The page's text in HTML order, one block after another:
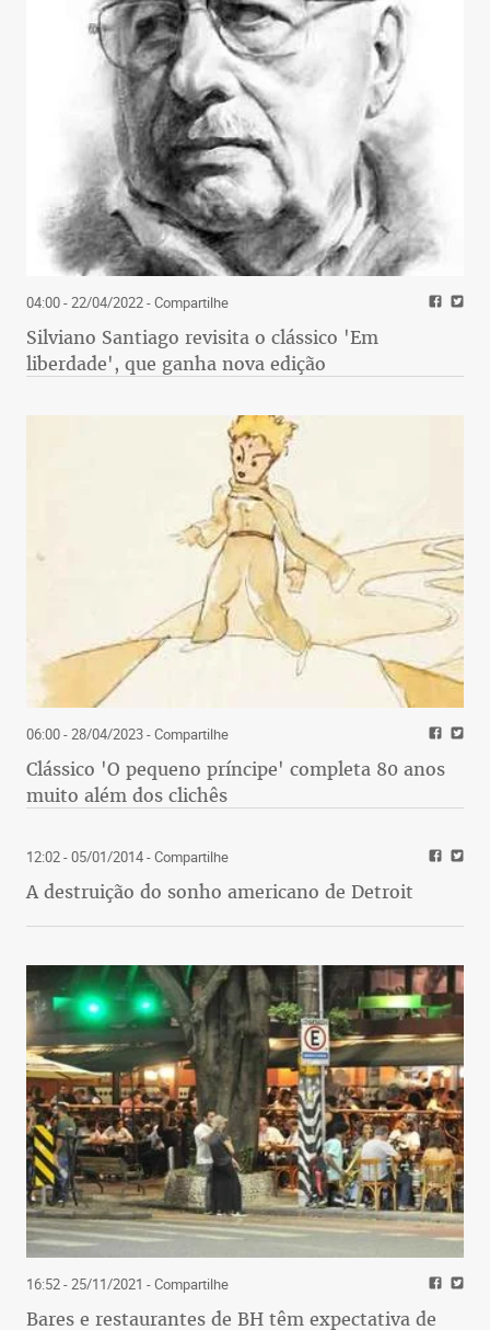
04:00 - 22/04/2022- Compartilhe
Silviano Santiago revisita o clássico 'Em
liberdade', que ganha nova edição
06:00 - 28/04/2023- Compartilhe
Clássico 'O pequeno príncipe' completa 80 anos
muito além dos clichês
12:02 - 05/01/2014- Compartilhe
A destruição do sonho americano de Detroit
16:52 - 25/11/2021 - Compartilhe
Bares e restaurantes de BH têm expectativa de